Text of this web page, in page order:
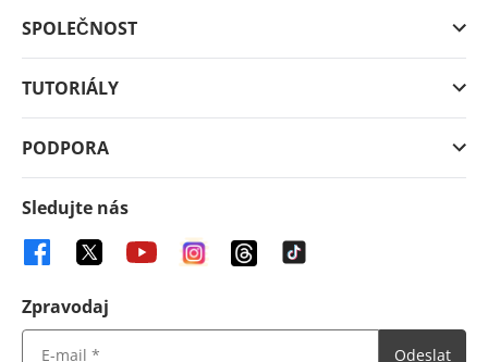
SPOLEČNOST
TUTORIÁLY
PODPORA
Sledujte nás
Zpravodaj
Odeslat